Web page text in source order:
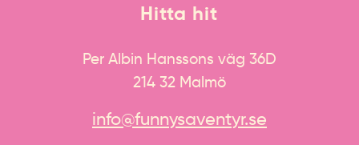
Hitta hit
Per Albin Hanssons väg 36D
214 32 Malmö
info@funnysaventyr.se